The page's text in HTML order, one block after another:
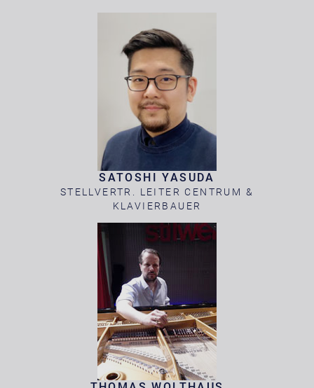
SATOSHI YASUDA
STELLVERTR. LEITER CENTRUM &
KLAVIERBAUER